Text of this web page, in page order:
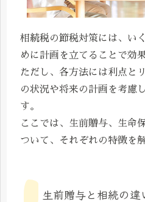
相続税の節税対策には、い
めに計画を立てることで効
ただし、各方法には利点と
の状況や将来の計画を考慮
す。
ここでは、生前贈与、生命
ついて、それぞれの特徴を
生前贈与と相続の違